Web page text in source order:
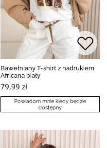
Bawełniany T-shirt z nadrukiem
Africana biały
79,99 zł
Powiadom mnie kiedy będzie
dostępny